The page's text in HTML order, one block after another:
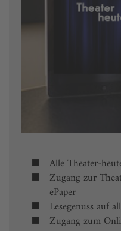
Alle Theater-
Zugang zur
ePaper
Lesegenuss auf
Zugang zum